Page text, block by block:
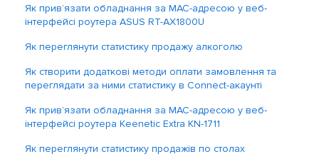
Як прив’язати обладнання за MAC-адресою у веб-
інтерфейсі роутера ASUS RT-AX1800U
Як переглянути статистику продажу алкоголю
Як створити додаткові методи оплати замовлення та
переглядати за ними статистику в Connect-акаунті
Як прив’язати обладнання за MAC-адресою у веб-
інтерфейсі роутера Keenetic Extra KN-1711
Як переглянути статистику продажів по столах